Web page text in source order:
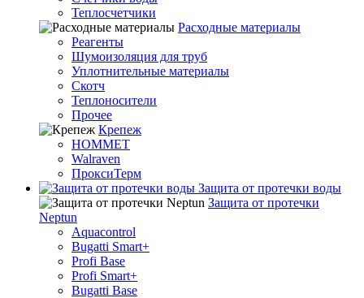
Теплосчетчики
Расходные материалы
Реагенты
Шумоизоляция для труб
Уплотнительные материалы
Скотч
Теплоносители
Прочее
Крепеж
HOMMET
Walraven
ПроксиТерм
Защита от протечки воды
Защита от протечки
Neptun
Aquacontrol
Bugatti Smart+
Profi Base
Profi Smart+
Bugatti Base